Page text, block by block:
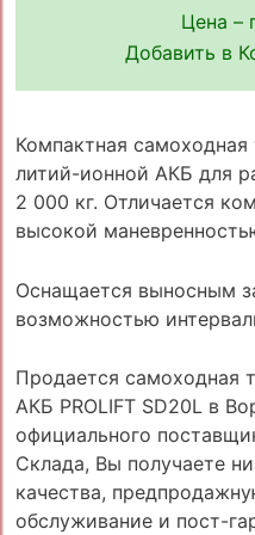
Цена –
Добавить в
Компактная самоходная
литий-ионной АКБ для
2 000 кг. Отличается
высокой
Оснащается выносным
возможностью
Продается самоходная
АКБ PROLIFT SD20L в
официального
Склада, Вы получаете
качества,
обслуживание и пост-